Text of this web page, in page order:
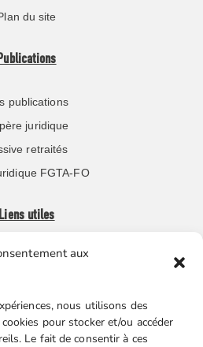
aux
nous utilisons des
pour stocker et/ou accéder
Le fait de consentir à ces
du site
Publications
publications
juridique
retraités
FGTA-FO
Liens utiles
en ligne
partenaires
des cookies